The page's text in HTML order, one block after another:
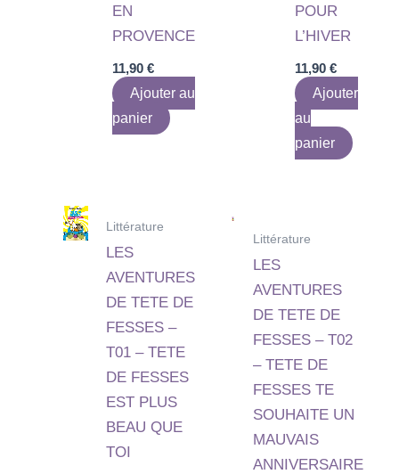
EN
PROVENCE
11,90€
Ajouter au
panier
POUR
L’HIVER
11,90 €
Ajouter
au
panier
Littérature
LES
AVENTURES
DE TETE DE
FESSES –
T01 – TETE
DE FESSES
EST PLUS
BEAU QUE
TOI
Littérature
LES
AVENTURES
DE TETE DE
FESSES – T02
– TETE DE
FESSES TE
SOUHAITE UN
MAUVAIS
ANNIVERSAIRE